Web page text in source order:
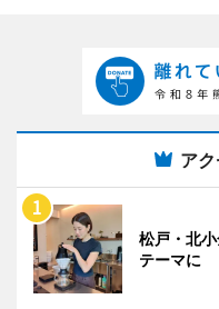
ア
松戸・北
テーマに